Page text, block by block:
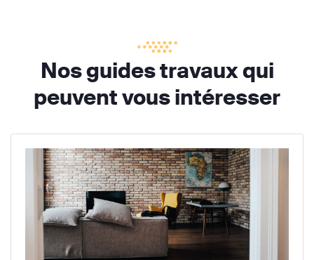
Nos guides travaux qui
peuvent vous intéresser